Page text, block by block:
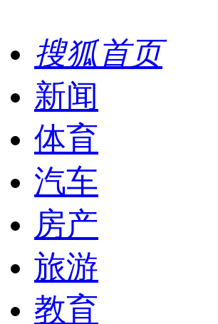
搜狐首页
新闻
体育
汽车
房产
旅游
教育